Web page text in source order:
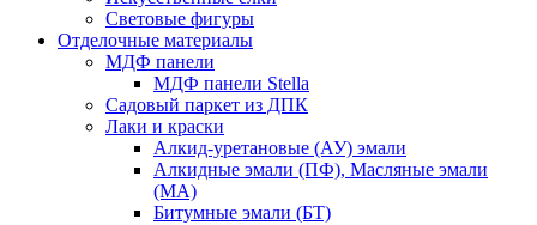
Световые фигуры
Отделочные материалы
МДФ панели
МДФ панели Stella
Садовый паркет из ДПК
Лаки и краски
Алкид-уретановые (АУ) эмали
Алкидные эмали (ПФ), Масляные эмали
(МА)
Битумные эмали (БТ)